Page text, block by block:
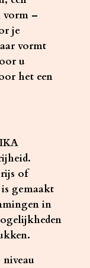
vorm –
je
vormt
u
het een
of
gemaakt
in